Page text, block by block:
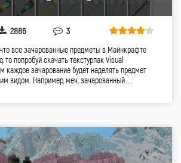
2886 3
все зачарованные предметы в Майнкрафте
то попробуй скачать текстурпак Visual
каждое зачарование будет наделять предмет
видом. Например, меч, зачарованный…